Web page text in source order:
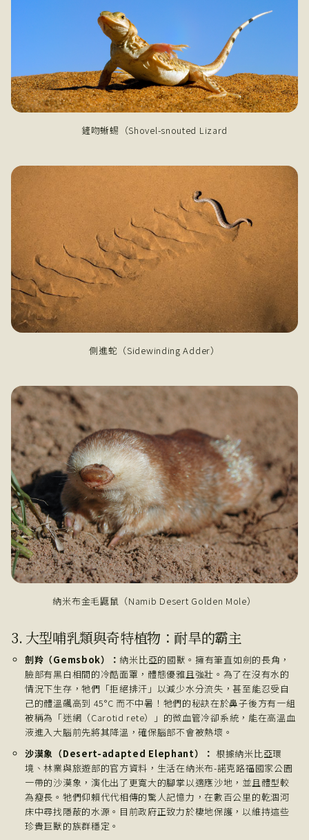
鏟吻蜥蜴（Shovel-snouted Lizard
側進蛇（Sidewinding Adder）
納米布金毛鼴鼠（Namib Desert Golden Mole）
3. 大型哺乳類與奇特植物：耐旱的霸主
劍羚（Gemsbok）：納米比亞的國獸。擁有筆直如劍的長角，
臉部有黑白相間的冷酷面罩，體態優雅且強壯。為了在沒有水的
情況下生存，牠們「拒絕排汗」以減少水分流失，甚至能忍受自
己的體溫飆高到 45°C 而不中暑！牠們的秘訣在於鼻子後方有一組
被稱為「迷網（Carotid rete）」的微血管冷卻系統，能在高溫血
液進入大腦前先將其降溫，確保腦部不會被熱壞。
沙漠象（Desert-adapted Elephant）： 根據納米比亞環
境、林業與旅遊部的官方資料，生活在納米布-諾克路福國家公園
一帶的沙漠象，演化出了更寬大的腳掌以適應沙地，並且體型較
為瘦長。牠們仰賴代代相傳的驚人記憶力，在數百公里的乾涸河
床中尋找隱蔽的水源。目前政府正致力於棲地保護，以維持這些
珍貴巨獸的族群穩定。